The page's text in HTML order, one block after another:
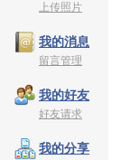
上传照片
我的消息
留言管理
我的好友
好友请求
我的分享